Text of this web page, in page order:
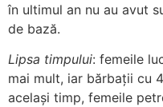
în ultimul an nu au avut
de bază.
Lipsa timpului: femeile
mai mult, iar bărbații cu
același timp, femeile